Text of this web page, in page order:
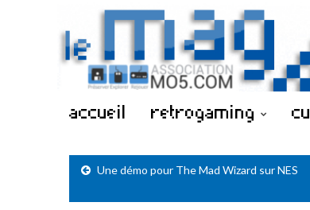
accueil retrogaming
Une démo pour The Mad Wizard sur NES